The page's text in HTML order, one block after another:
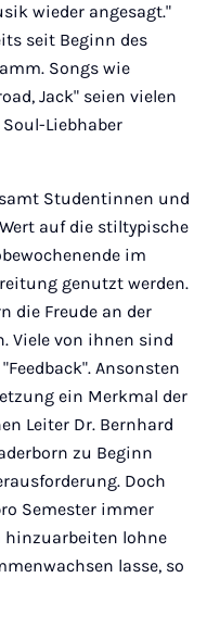
wieder angesagt."
seit Beginn des
Songs wie
Jack" seien vielen
Liebhaber
Studentinnen und
auf die stiltypische
im
genutzt werden.
die Freude an der
Viele von ihnen sind
Ansonsten
ein Merkmal der
Leiter Dr. Bernhard
zu Beginn
Doch
Semester immer
hinzuarbeiten lohne
lasse, so